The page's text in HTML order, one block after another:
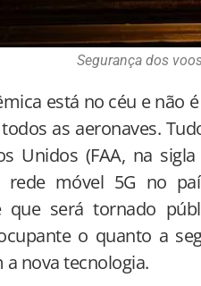
Segurança dos
está no céu e não
as aeronaves.
Unidos (FAA, na
rede móvel 5G no
que será tornado
o quanto a
nova tecnologia.